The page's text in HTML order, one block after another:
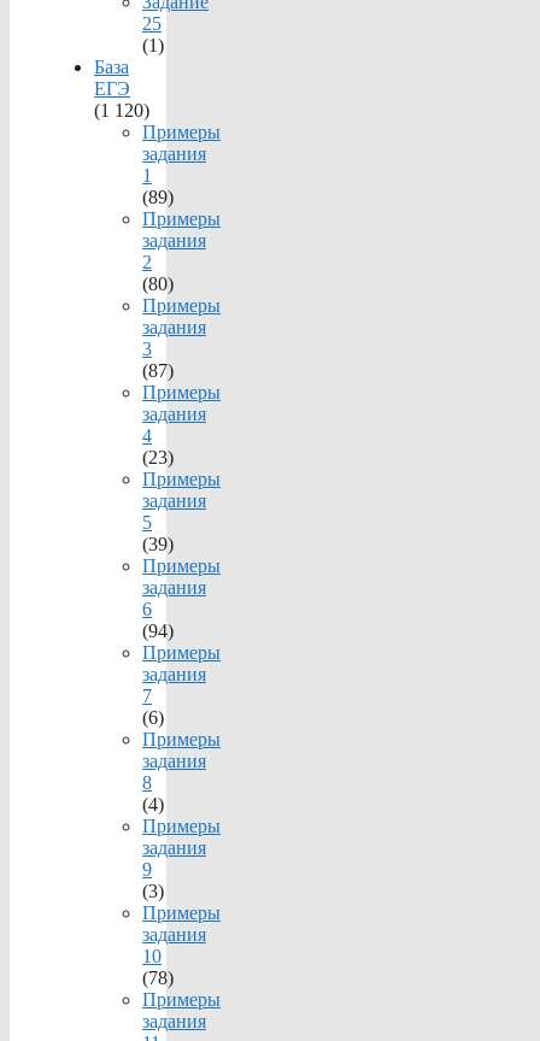
25
(1)
База
ЕГЭ
(1 120)
Примеры
задания
1
(89)
Примеры
задания
2
(80)
Примеры
задания
3
(87)
Примеры
задания
4
(23)
Примеры
задания
5
(39)
Примеры
задания
6
(94)
Примеры
задания
7
(6)
Примеры
задания
8
(4)
Примеры
задания
9
(3)
Примеры
задания
10
(78)
Примеры
задания